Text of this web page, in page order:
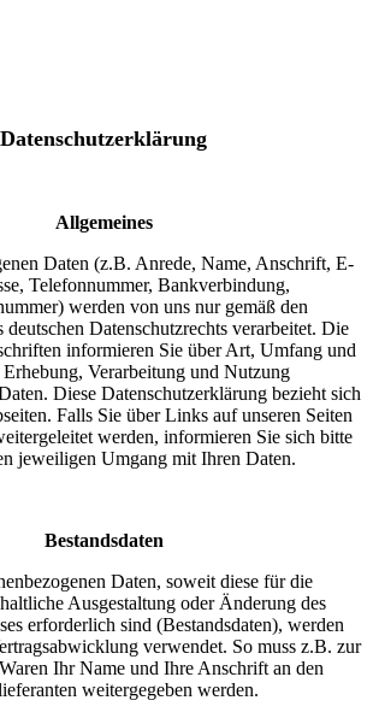
Datenschutzerklärung
Allgemeines
Daten (z.B. Anrede, Name, Anschrift, E-
Telefonnummer, Bankverbindung,
werden von uns nur gemäß den
deutschen Datenschutzrechts verarbeitet. Die
informieren Sie über Art, Umfang und
Verarbeitung und Nutzung
Diese Datenschutzerklärung bezieht sich
Falls Sie über Links auf unseren Seiten
werden, informieren Sie sich bitte
jeweiligen Umgang mit Ihren Daten.
Bestandsdaten
Daten, soweit diese für die
Ausgestaltung oder Änderung des
erforderlich sind (Bestandsdaten), werden
verwendet. So muss z.B. zur
Ihr Name und Ihre Anschrift an den
weitergegeben werden.